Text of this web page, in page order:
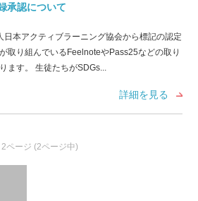
承認について
日本アクティブラーニング協会から標記の認定
取り組んでいるFeelnoteやPass25などの取り
ます。 生徒たちがSDGs...
詳細を見る
2ページ (2ページ中)